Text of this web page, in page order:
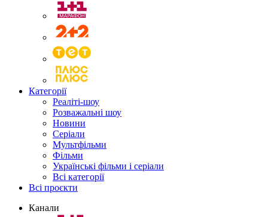
Категорії
Реаліті-шоу
Розважальні шоу
Новини
Серіали
Мультфільми
Фільми
Українські фільми і серіали
Всі категорії
Всі проєкти
Канали